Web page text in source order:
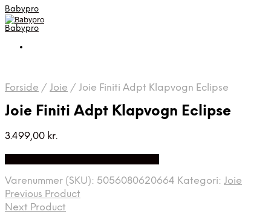
Babypro
Babypro
Forside / Joie / Joie Finiti Adpt Klapvogn Eclipse
Joie Finiti Adpt Klapvogn Eclipse
3.499,00 kr.
Varenummer (SKU): 5056080620664 Kategori: Joie
Previous Product
Next Product